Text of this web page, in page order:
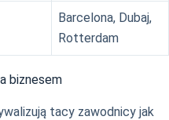
Barcelona, Dubaj,
Rotterdam
biznesem
tacy zawodnicy jak